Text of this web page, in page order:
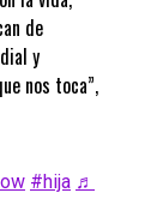
de
y
nos toca”,
#hija ♬